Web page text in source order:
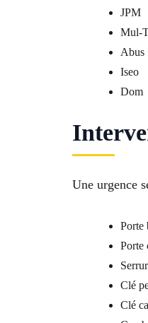
JPM
Mul-
Abus
Iseo
Dom
Une urgence
Porte
Porte
Clé
Clé